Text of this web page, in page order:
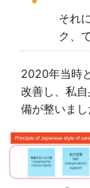
それ
ク、
2020年当時
改善し、私
備が整いまし